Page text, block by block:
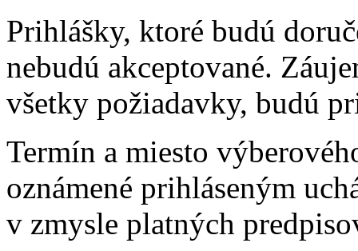
Prihlášky, ktoré budú
nebudú akceptované.
všetky požiadavky, budú
Termín a miesto
oznámené prihláseným
v zmysle platných